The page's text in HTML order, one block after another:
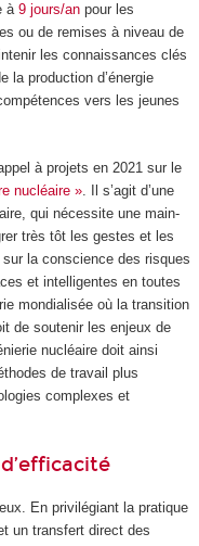
à 9 jours/anpour les
ou de remises à niveau de
les connaissances clés
la production d’énergie
vers les jeunes
à projets en 2021 sur le
nucléaire ». Il s’agit d’une
qui nécessite une main-
très tôt les gestes et les
la conscience des risques
et intelligentes en toutes
mondialisée où la transition
de soutenir les enjeux de
nucléaire doit ainsi
de travail plus
complexes et
En privilégiant la pratique
un transfert direct des